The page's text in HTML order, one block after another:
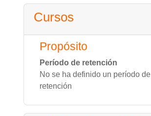
Cursos
Propósito
Período de retención
No se ha definido un período de
retención